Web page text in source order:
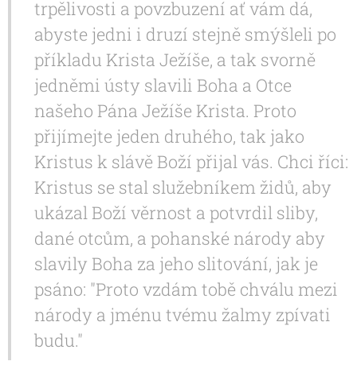
trpělivosti a povzbuzení ať vám dá,
abyste jedni i druzí stejně smýšleli po
příkladu Krista Ježíše, a tak svorně
jedněmi ústy slavili Boha a Otce
našeho Pána Ježíše Krista. Proto
přijímejte jeden druhého, tak jako
Kristus k slávě Boží přijal vás. Chci říci:
Kristus se stal služebníkem židů, aby
ukázal Boží věrnost a potvrdil sliby,
dané otcům, a pohanské národy aby
slavily Boha za jeho slitování, jak je
psáno: "Proto vzdám tobě chválu mezi
národy a jménu tvému žalmy zpívati
budu."